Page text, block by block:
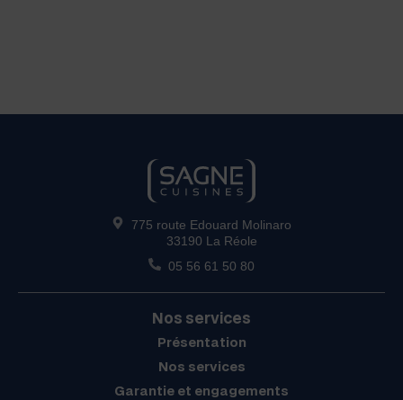
775 route Edouard Molinaro
33190 La Réole
05 56 61 50 80
Nos services
Présentation
Nos services
Garantie et engagements